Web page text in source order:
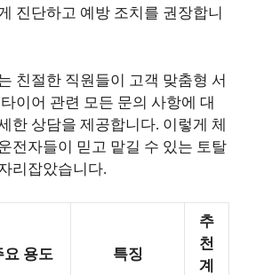
진단하고 예방 조치를 권장합니
친절한 직원들이 고객 맞춤형 서
이어 관련 모든 문의 사항에 대
한 상담을 제공합니다. 이렇게 체
전자들이 믿고 맡길 수 있는 토탈
리잡았습니다.
요 용도 특징
추
천
계